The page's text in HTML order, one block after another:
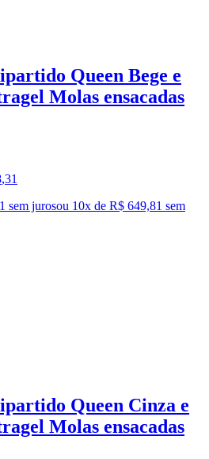
Queen Bege e
Molas ensacadas
,31
sem jurosou 10x de R$ 649,81 sem
Queen Cinza e
Molas ensacadas